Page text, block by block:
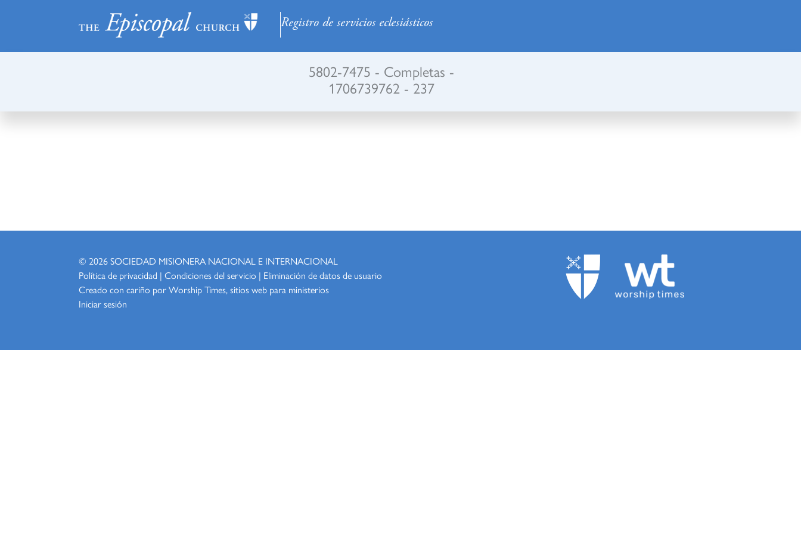
Registro de servicios eclesiásticos
5802-7475 - Completas -
1706739762 - 237
© 2026 SOCIEDAD MISIONERA NACIONAL E INTERNACIONAL
Política de privacidad | Condiciones del servicio | Eliminación de datos de usuario
Creado con cariño por Worship Times, sitios web para ministerios
Iniciar sesión